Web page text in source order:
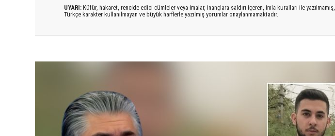
UYARI: Küfür, hakaret, rencide edici cümleler veya imalar, inançlara saldırı içeren, imla kuralları ile yazılmamış,
Türkçe karakter kullanılmayan ve büyük harflerle yazılmış yorumlar onaylanmamaktadır.